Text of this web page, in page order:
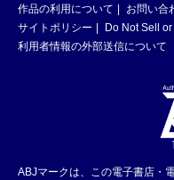
作品の利用について
お問い合
サイトポリシー
Do Not Sell
利用者情報の外部送信について
ABJマークは、この電子書店・